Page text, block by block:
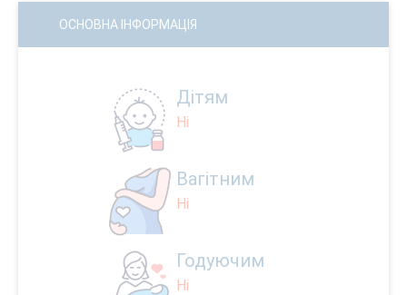
ОСНОВНА ІНФОРМАЦІЯ
Дітям
Ні
Вагітним
Ні
Годуючим
Ні